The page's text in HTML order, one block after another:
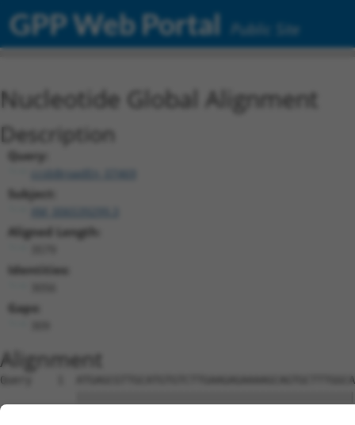
GPP Web Portal Public Site
Nucleotide Global Alignment
Description
Query:
ccsbBroadEn_07469
Subject:
Aligned Length:
Identities:
Gaps:
Alignment
Query    1  ATGAGCGTTGCATGTGTCTTGAAGAGAAAAGCAGTGCTTTGGCAGGACTCTTTCAGCCCCCACCTGAAACATCA  74
            ||||||||||||||||||||||||||||||||||||||||||||||||||||||||||||||||||||||||||
Sbjct    1  ATGAGCGTTGCATGTGTCTTGAAGAGAAAAGCAGTGCTTTGGCAGGACTCTTTCAGCCCCCACCTGAAACATCA  74

Query   75  CCCTCAAGAACCAGCTAATCCCAACATGCCTGTTGTTTTGACATCTGGAACAGGGTCGCAAGCGCAGCCACAAC  148
            ||||||||||||||||||||||||||||||||||||||||||||||||||||||||||||||||||||||||.|
Sbjct   75  CCCTCAAGAACCAGCTAATCCCAACATGCCTGTTGTTTTGACATCTGGAACAGGGTCGCAAGCGCAGCCACAGC  148

Query  149  CAGCTGCAAATCAGGCTCTTGCAGCTGGGACTCACTCCAGCCCTGTCCCAGGATCTATAGGAGTTGCAGGCCGT  222
            ||||||||||||||||||||||||||||.||.|||||||||||||||||||||||.||||||||||||||||||
Sbjct  149  CAGCTGCAAATCAGGCTCTTGCAGCTGGAACACACTCCAGCCCTGTCCCAGGATCCATAGGAGTTGCAGGCCGT  222

Query  223  TCCCAGGACGACGCTATGGTGGACTACTTCTTTCAGAGGCAGCATGGTGAGCAGCTTGGGGGAGGAGGAAGTGG  296
            ||||||||||||||||||||||||||||||||||||||||||||||||||||||||||||||||||||||||||
Sbjct  223  TCCCAGGACGACGCTATGGTGGACTACTTCTTTCAGAGGCAGCATGGTGAGCAGCTTGGGGGAGGAGGAAGTGG  296

Query  297  AGGAGGCGGCTATAATAATAGCAAACATCGATGGCCTACTGGGGATAACATTCATGCAGAACATCAGGTGCGTT  370
            .||||||||||||||||.|||||||||||||||||||||.|||||||||||||||||||||||.|||||.||.|
Sbjct  297  TGGAGGCGGCTATAATACTAGCAAACATCGATGGCCTACAGGGGATAACATTCATGCAGAACACCAGGTACGCT  370

Query  371  CCATGGATGAACTGAATCATGATTTTCAAGCACTTGCTCTGGAGGGAAGAGCGATGGGAGAGCAGCTCTTGCCA  444
            |.|||||||||.|||||||||||||||||||||||||||||||.||.|||||.|||||.|||            
Sbjct  371  CTATGGATGAATTGAATCATGATTTTCAAGCACTTGCTCTGGAAGGGAGAGCTATGGGCGAG------------  432

Query  445  GGTAAAAAGTTTTGGGAAACAGATGAATCCAGCAAAGATGGACCAAAAGGAATATTCCTGGGTGATCAATGGCG  518
                                                                                      
Sbjct  433  --------------------------------------------------------------------------  432

Query  519  AGACAGTGCCTGGGGAACATCAGATCATTCAGTTTCCCAGCCAATCATGGTGCAGAGAAGACCTGGTCAGAGTT  592
                                                                                      
Sbjct  433  --------------------------------------------------------------------------  432

Query  593  TCCATGTGAACAGTGAGGTCAATTCTGTACTGTCCCCACGATCGGAGAGTGGGGGACTAGGCGTTAGCATGGTG  666
                                                                                      
Sbjct  433  --------------------------------------------------------------------------  432

Query  667  GAGTATGTGTTGAGCTCATCCCCGGGCGATTCCTGTCTAAGAAAAGGAGGATTTGGCCCAAGGGATGCAGACAG  740
                                                                  ||||||||||||||||||||
Sbjct  433  ------------------------------------------------------GGCCCAAGGGATGCAGACAG  452

Query  741  TGATGAAAACGACAAAGGTGAAAAGAAGAACAAGGGTACGTTTGATGGAGATAAGCTAGGAGATTTGAAGGAGG  814
            ||||||||||||||||||||||||||||||||||||||||||||||||||||||||||||||||||||||||||
Sbjct  453  TGATGAAAACGACAAAGGTGAAAAGAAGAACAAGGGTACGTTTGATGGAGATAAGCTAGGAGATTTGAAGGAGG  526

Query  815  AGGGTGATGTGATGGACAAGACCAATGGTTTACCAGTGCAGAATGGGATTGATGCAGACGTCAAAGATTTTAGC  888
            ||||.||||||||||||||||||||||||||.||||||||||||||||||||||||||||||||||||||||||
Sbjct  527  AGGGAGATGTGATGGACAAGACCAATGGTTTGCCAGTGCAGAATGGGATTGATGCAGACGTCAAAGATTTTAGC  600

Query  889  CGTACCCCTGGTAATTGCCAGAACTCTGCTAATGAAGTGGATCTTCTGGGTCCAAACCAGAATGGTTCTGAGGG  962
            ||||||||||||||||||||||||||||||||||||||||||||||||||||||||||||||||||||||||||
Sbjct  601  CGTACCCCTGGTAATTGCCAGAACTCTGCTAATGAAGTGGATCTTCTGGGTCCAAACCAGAATGGTTCTGAGGG  674

Query  963  CTTAGCCCAGCTGACCAGCACCAATGGTGCCAAGCCTGTGGAGGATTTCTCCAACATGGAGTCCCAGAGTGTCC  1036
            ||||||||||||||||||||||||||||||||||||||||||||||||||||||||||||||||||||||||||
Sbjct  675  CTTAGCCCAGCTGACCAGCACCAATGGTGCCAAGCCTGTGGAGGATTTCTCCAACATGGAGTCCCAGAGTGTCC  748

Query 1037  CCTTGGACCCCATGGAACATGTGGGCATGGAGCCTCTTCAGTTTGATTATTCAGGCACGCAGGTACCTGTGGAC  1110
            |||||||||||||||||||||||||||||||||||||.||||||||||||||||||||||||||||||||||||
Sbjct  749  CCTTGGACCCCATGGAACATGTGGGCATGGAGCCTCTGCAGTTTGATTATTCAGGCACGCAGGTACCTGTGGAC  822

Query 1111  TCAGCAGCAGCAACTGTGGGACTTTTTGACTACAATTCTCAACAACAGCTGTTCCAAAGACCTAATGCGCTTGC  1184
            ||.|||||||||||||||||||||||||||||||||||||||||||||||.|||||||||||.|||||.|||||
Sbjct  823  TCTGCAGCAGCAACTGTGGGACTTTTTGACTACAATTCTCAACAACAGCTATTCCAAAGACCCAATGCACTTGC  896

Query 1185  TGTCCAGCAGTTGACAGCTGCTCAGCAGCAGCAGTATGCACTGGCAGCTGCTCATCAGCCGCACATC-------  1251
            |||.|||||||||||||||||.||||||||||||||||||||.|||||.||.||.|||||.||||||       
Sbjct  897  TGTTCAGCAGTTGACAGCTGCCCAGCAGCAGCAGTATGCACTTGCAGCAGCCCACCAGCCTCACATCGGTATGT  970

Query 1252  --------GGTTTAGCTCCCGCTGCGTTTGTCCCCAATCCATACATCATCAGCGCTGCTCCCCCAGGGACGGAC  1317
                    |||||||||||||||||||||||||||||.||||||||||||||||||||||||||||||||||||
Sbjct  971  TTCCAGCAGGTTTAGCTCCCGCTGCGTTTGTCCCCAACCCATACATCATCAGCGCTGCTCCCCCAGGGACGGAC  1044

Query 1318  CCCTACACAGCTGGATTGGCTGCAGCAGCGACACTAGGCCCAGCTGTGGTCCCTCACCAGTATTATGGAGTTAC  1391
            |||||||||||||||||||||||||||||||||||.|||||||||||||||||||||||.|||||||||||.||
Sbjct 1045  CCCTACACAGCTGGATTGGCTGCAGCAGCGACACTCGGCCCAGCTGTGGTCCCTCACCAATATTATGGAGTCAC  1118

Query 1392  TCCCTGGGGAGTCTACCCTGCCAGTCTTTTCCAGCAGCAAGCTGCCGCTGCCGCTGCAGCAACTAATTCAGCTA  1465
            .||.|||||.|||||||||||||||||.|||||||||||.||.||.||.||.||.|||||.||.||.||.||||
Sbjct 1119  GCCATGGGGTGTCTACCCTGCCAGTCTCTTCCAGCAGCAGGCAGCTGCAGCTGCAGCAGCTACAAACTCTGCTA  1192

Query 1466  ATCAACAGACCACCCCACAGGCTCAGCAAGGACAGCAGCAGGTTCTCCGTGGAGGAGCCAGCCAACGTCCTTTG  1539
            .|||.||||.|.|.||.|||||.|||||.|||||||||||||||||.|||||||||||.|||||||||||||||
Sbjct 1193  CTCAGCAGAGCGCTCCGCAGGCCCAGCAGGGACAGCAGCAGGTTCTTCGTGGAGGAGCTAGCCAACGTCCTTTG  1266

Query 1540  ACCCCAAACCAGAACCAGCAGGGACAGCAAACGGATCCCCTTGTGGCAGCTGCAGCAGTGAATTCTGCCCTTGC  1613
            ||||||||.|||||||||||||||||.|||||.|||||||||||.|||||||||||||||||||||||.|||||
Sbjct 1267  ACCCCAAATCAGAACCAGCAGGGACAACAAACAGATCCCCTTGTAGCAGCTGCAGCAGTGAATTCTGCTCTTGC  1340

Query 1614  ATTTGGACAAGGTCTGGCAGCAGGCATGCCAGGTTATCCGGTGTTGGCTCCTGCTGCTTACTATGACCAAACTG  1687
            .|||||||||||..||||.|||||.||||||||||||||.||.|||||.|||||||||||||||||||||||||
Sbjct